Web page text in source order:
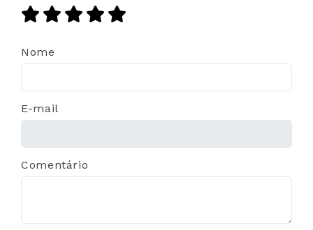
Nome
E-mail
Comentário